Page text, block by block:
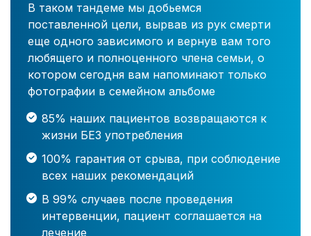
В таком тандеме мы добьемся
поставленной цели, вырвав из рук смерти
еще одного зависимого и вернув вам того
любящего и полноценного члена семьи, о
котором сегодня вам напоминают только
фотографии в семейном альбоме
85% наших пациентов возвращаются к
жизни БЕЗ употребления
100% гарантия от срыва, при соблюдение
всех наших рекомендаций
В 99% случаев после проведения
интервенции, пациент соглашается на
лечение